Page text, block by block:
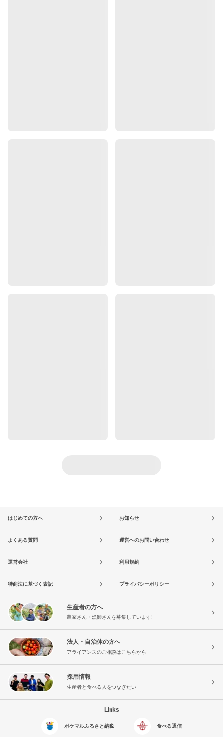
はじめての方へ お知らせ
よくある質問 運営へのお問い合わせ
運営会社 利用規約
特商法に基づく表記 プライバシーポリシー
生産者の方へ
農家さん・漁師さんを募集しています!
法人・自治体の方へ
アライアンスのご相談はこちらから
採用情報
生産者と食べる人をつなぎたい
Links
ポケマルふるさと納税 食べる通信